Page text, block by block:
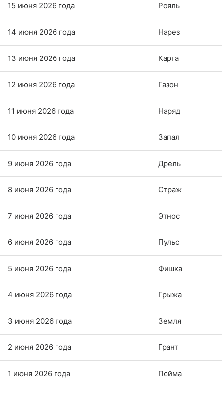
15 июня 2026 года Рояль
14 июня 2026 года Нарез
13 июня 2026 года Карта
12 июня 2026 года Газон
11 июня 2026 года Наряд
10 июня 2026 года Запал
9 июня 2026 года Дрель
8 июня 2026 года Страж
7 июня 2026 года Этнос
6 июня 2026 года Пульс
5 июня 2026 года Фишка
4 июня 2026 года Грыжа
3 июня 2026 года Земля
2 июня 2026 года Грант
1 июня 2026 года Пойма